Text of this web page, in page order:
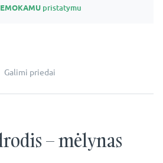
pristatymu
Galimi priedai
– mėlynas